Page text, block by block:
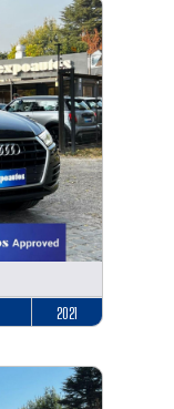
2021